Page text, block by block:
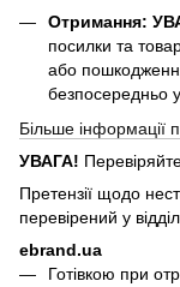
Отримання:
посилки та
або
безпосередньо
Більше інформації
УВАГА!
Претензії щодо
перевірений у
ebrand.ua
Готівкою при